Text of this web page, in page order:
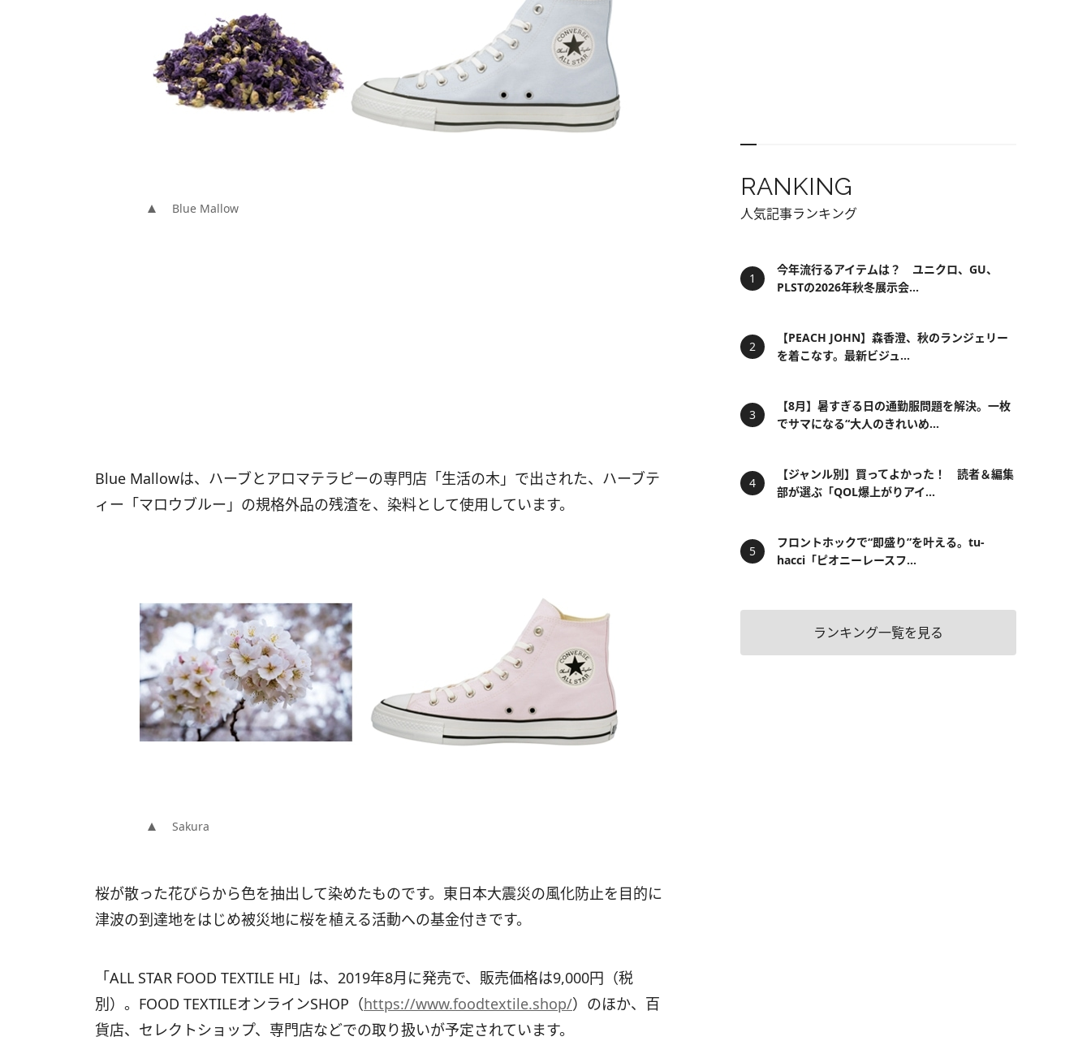
Blue Mallow
Blue Mallowは、ハーブとアロマテラピーの専門店「生活の木」で出された、ハーブテ
ィー「マロウブルー」の規格外品の残渣を、染料として使用しています。
Sakura
桜が散った花びらから色を抽出して染めたものです。東日本大震災の風化防止を目的に
津波の到達地をはじめ被災地に桜を植える活動への基金付きです。
「ALL STAR FOOD TEXTILE HI」は、2019年8月に発売で、販売価格は9,000円（税
別）。FOOD TEXTILEオンラインSHOP（https://www.foodtextile.shop/）のほか、百
貨店、セレクトショップ、専門店などでの取り扱いが予定されています。
RANKING
人気記事ランキング
今年流行るアイテムは？ ユニクロ、GU、
PLSTの2026年秋冬展示会...
【PEACH JOHN】森香澄、秋のランジェリー
を着こなす。最新ビジュ...
【8月】暑すぎる日の通勤服問題を解決。一枚
でサマになる“大人のきれいめ...
【ジャンル別】買ってよかった！ 読者＆編集
部が選ぶ「QOL爆上がりアイ...
フロントホックで“即盛り”を叶える。tu-
hacci「ピオニーレースフ...
ランキング一覧を見る